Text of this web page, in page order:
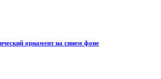
орнамент на синем фоне